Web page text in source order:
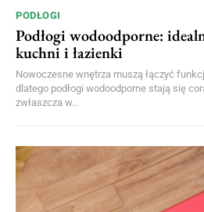
PODŁOGI
Podłogi wodoodporne:
kuchni i łazienki
Nowoczesne wnętrza muszą łączyć
dlatego podłogi wodoodporne stają się
zwłaszcza w...